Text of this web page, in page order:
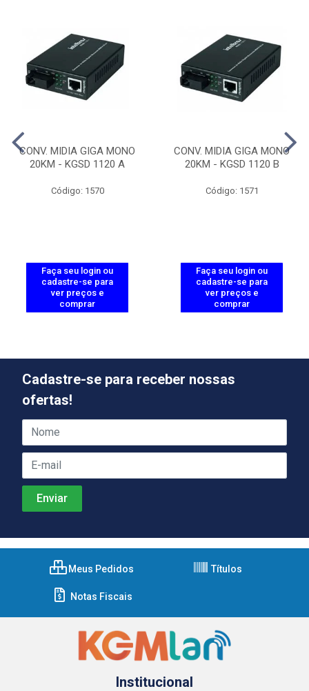
CONV. MIDIA GIGA MONO
20KM - KGSD 1120 A
Código: 1570
Faça seu login ou
cadastre-se para
ver preços e
comprar
CONV. MIDIA GIGA MONO
20KM - KGSD 1120 B
Código: 1571
Faça seu login ou
cadastre-se para
ver preços e
comprar
Cadastre-se para receber nossas
ofertas!
Meus Pedidos Títulos
Notas Fiscais
Institucional